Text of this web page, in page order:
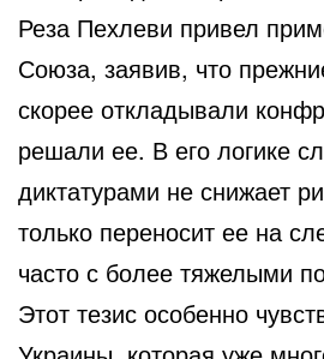
Реза Пехлеви привел
Союза, заявив, что
скорее откладывали
решали ее. В его логике
диктатурами не снижает
только переносит ее на
часто с более тяжелыми
Этот тезис особенно